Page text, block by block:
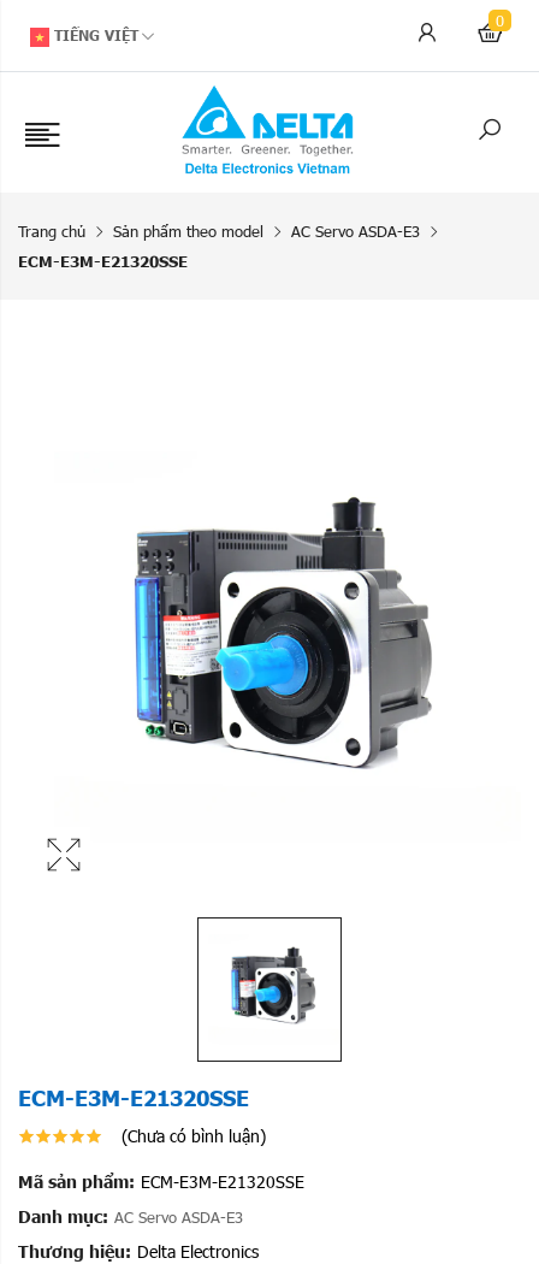
TIẾNG VIỆT
0
Trang chủ Sản phẩm theo model
AC Servo ASDA-E3
ECM-E3M-E21320SSE
ECM-E3M-E21320SSE
(Chưa có bình luận)
Mã sản phẩm: ECM-E3M-E21320SSE
Danh mục: AC Servo ASDA-E3
Thương hiệu: Delta Electronics